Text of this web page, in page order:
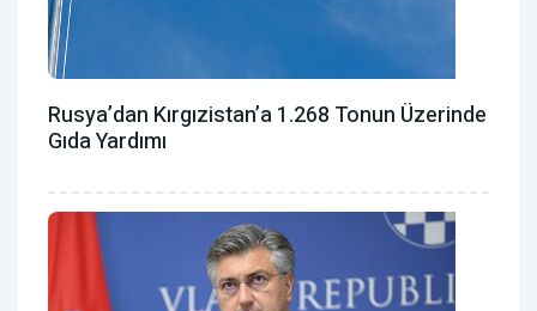
Rusya’dan Kırgızistan’a 1.268 Tonun Üzerinde
Gıda Yardımı